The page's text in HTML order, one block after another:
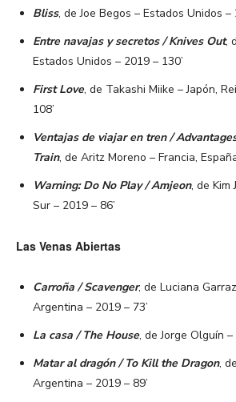
Bliss, de Joe Begos – Estados Unidos –
Entre navajas y secretos / Knives Out,
Estados Unidos – 2019 – 130’
First Love, de Takashi Miike – Japón,
108’
Ventajas de viajar en tren /
Train, de Aritz Moreno – Francia,
Warning: Do No Play / Amjeon, de Kim
Sur – 2019 – 86’
Las Venas Abiertas
Carroña / Scavenger, de Luciana
Argentina – 2019 – 73’
La casa / The House, de Jorge Olguín –
Matar al dragón / To Kill the Dragon,
Argentina – 2019 – 89’